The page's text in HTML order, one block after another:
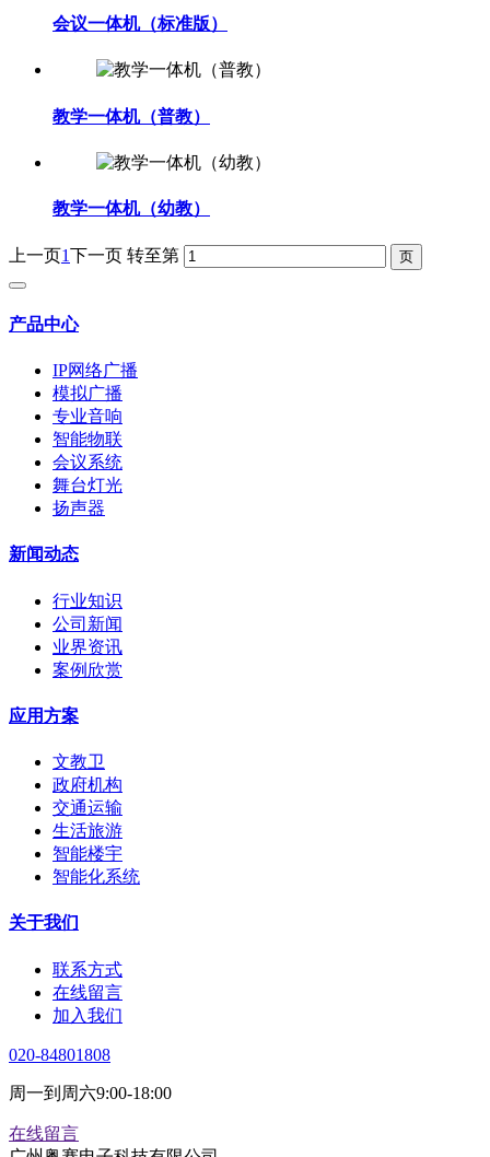
会议一体机（标准版）
教学一体机（普教）
教学一体机（幼教）
上一页1下一页 转至第
产品中心
IP网络广播
模拟广播
专业音响
智能物联
会议系统
舞台灯光
扬声器
新闻动态
行业知识
公司新闻
业界资讯
案例欣赏
应用方案
文教卫
政府机构
交通运输
生活旅游
智能楼宇
智能化系统
关于我们
联系方式
在线留言
加入我们
020-84801808
周一到周六9:00-18:00
在线留言